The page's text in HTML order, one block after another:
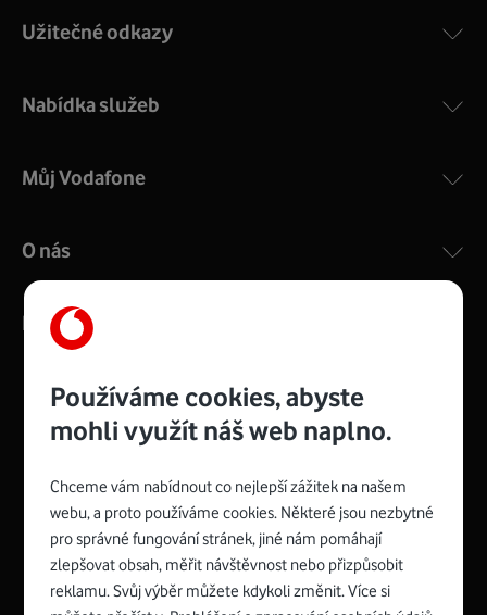
Spojte se s Vodafonem
Facebook
X
InstagramYoutubeVodafoneLinkedIn
Užitečné odkazy
Nabídka služeb
Můj Vodafone
O nás
Kontakty
Management
consultancy
Recruitment
logo
Top
roku
Platinové
EcoVadis
Buy
Award
má
zelenou
Používáme cookies, abyste
mohli využít náš web naplno.
Chceme vám nabídnout co nejlepší zážitek na našem
webu, a proto používáme cookies. Některé jsou nezbytné
pro správné fungování stránek, jiné nám pomáhají
zlepšovat obsah, měřit návštěvnost nebo přizpůsobit
reklamu. Svůj výběr můžete kdykoli změnit. Více si